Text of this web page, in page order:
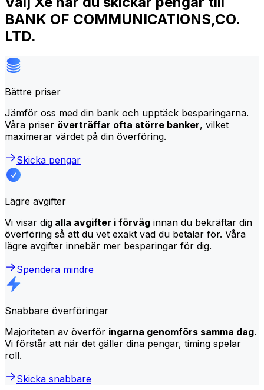
BANK OF COMMUNICATIONS,CO.
LTD.
Bättre priser
Jämför oss med din bank och upptäck besparingarna.
Våra priser överträffar ofta större banker, vilket
maximerar värdet på din överföring.
Skicka pengar
Lägre avgifter
Vi visar dig alla avgifter i förväg innan du bekräftar din
överföring så att du vet exakt vad du betalar för. Våra
lägre avgifter innebär mer besparingar för dig.
Spendera mindre
Snabbare överföringar
Majoriteten av överför ingarna genomförs samma dag.
Vi förstår att när det gäller dina pengar, timing spelar
roll.
Skicka snabbare